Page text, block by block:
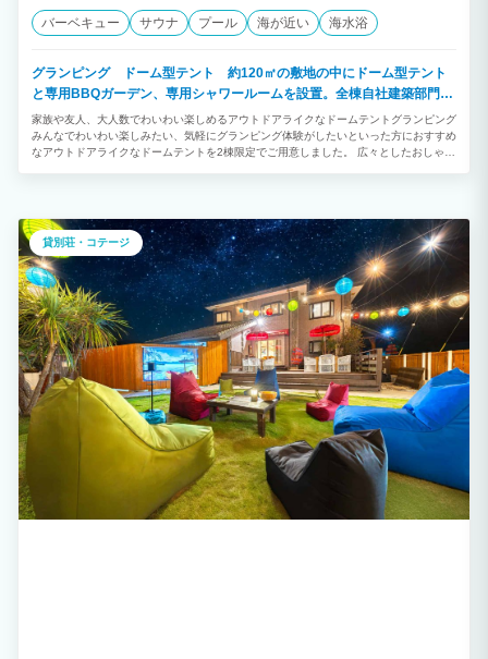
バーベキュー サウナ プール 海が近い 海水浴
グランピング ドーム型テント 約120㎡の敷地の中にドーム型テント
と専用BBQガーデン、専用シャワールームを設置。全棟自社建築部門で
デザイン建築されたお洒落なお部屋です。
家族や友人、大人数でわいわい楽しめるアウトドアライクなドームテントグランピング
みんなでわいわい楽しみたい、気軽にグランピング体験がしたいといった方におすすめ
なアウトドアライクなドームテントを2棟限定でご用意しました。 広々としたおしゃれ
貸別荘・コテージ